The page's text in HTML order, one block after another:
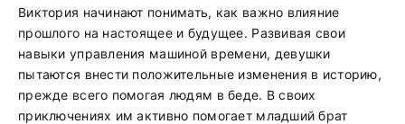
Виктория начинают понимать, как важно влияние
прошлого на настоящее и будущее. Развивая свои
навыки управления машиной времени, девушки
пытаются внести положительные изменения в историю,
прежде всего помогая людям в беде. В своих
приключениях им активно помогает младший брат